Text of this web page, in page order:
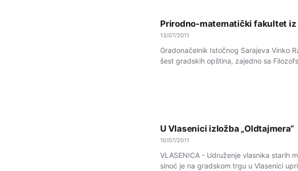
Prirodno-matematički fakultet
13/07/2011
Gradonačelnik Istočnog Sarajeva Vinko
šest gradskih opština, zajedno sa
U Vlasenici izložba „Oldtajmera“
10/07/2011
VLASENICA - Udruženje vlasnika starih
sinoć je na gradskom trgu u Vlasenici